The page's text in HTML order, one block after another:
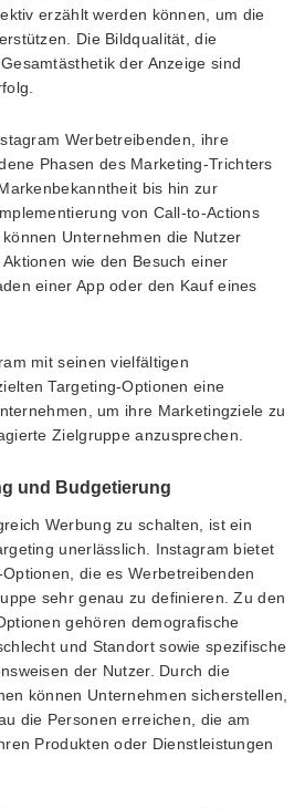
erzählt werden können, um die
Die Bildqualität, die
der Anzeige sind
Werbetreibenden, ihre
Phasen des Marketing-Trichters
bis hin zur
von Call-to-Actions
Unternehmen die Nutzer
wie den Besuch einer
einer App oder den Kauf eines
mit seinen vielfältigen
Targeting-Optionen eine
um ihre Marketingziele zu
Zielgruppe anzusprechen.
und Budgetierung
Werbung zu schalten, ist ein
unerlässlich. Instagram bietet
die es Werbetreibenden
sehr genau zu definieren. Zu den
gehören demografische
und Standort sowie spezifische
der Nutzer. Durch die
können Unternehmen sicherstellen,
die Personen erreichen, die am
Produkten oder Dienstleistungen